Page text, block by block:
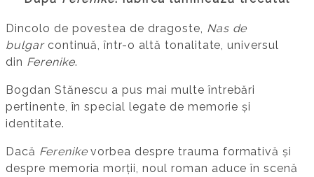
Dincolo de povestea de dragoste, Nas de
bulgarcontinuă, într-o altă tonalitate, universul
din Ferenike.
Bogdan Stănescu a pus mai multe întrebări
pertinente, în special legate de memorie și
identitate.
Dacă Ferenikevorbea despre trauma formativă și
despre memoria morții, noul roman aduce în scenă